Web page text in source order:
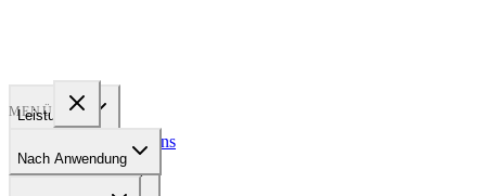
Leistungen
Über uns
MENÜ
Nach Anwendung